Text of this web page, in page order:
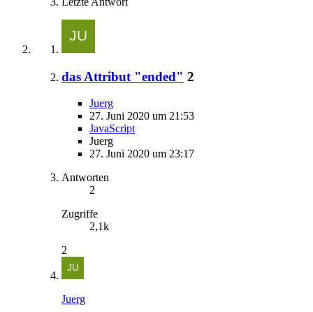
das Attribut "ended" 2
Juerg
27. Juni 2020 um 21:53
JavaScript
Juerg
27. Juni 2020 um 23:17
Antworten
2
Zugriffe
2,1k
2
Juerg